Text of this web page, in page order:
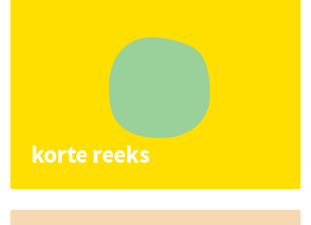
korte reeks